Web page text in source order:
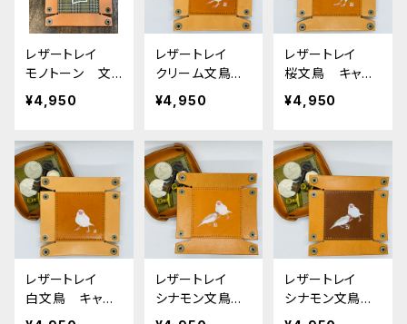
レザートレイ
モノトーン 文
鳥 グリーン
タータンチェッ
¥4,950
レザートレイ
クリーム文鳥
キャメル Cam
el 栃木レザー
¥4,950
レザートレイ
桜文鳥 キャメ
ル Camel 栃
木レザー
¥4,950
レザートレイ
白文鳥 キャメ
ル Camel 栃
レザートレイ
シナモン文鳥
白文鳥 キャメ
レザートレイ
シナモン文鳥
白文鳥 ブラウ